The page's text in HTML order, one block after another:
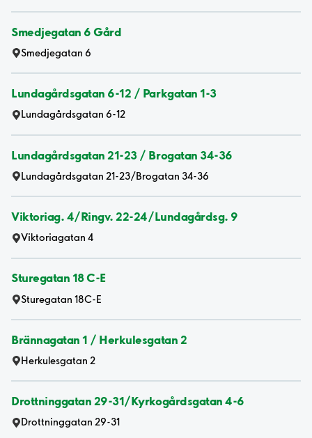
Smedjegatan 6 Gård
Smedjegatan 6
Lundagårdsgatan 6-12 / Parkgatan 1-3
Lundagårdsgatan 6-12
Lundagårdsgatan 21-23 / Brogatan 34-36
Lundagårdsgatan 21-23/Brogatan 34-36
Viktoriag. 4/Ringv. 22-24/Lundagårdsg. 9
Viktoriagatan 4
Sturegatan 18 C-E
Sturegatan 18C-E
Brännagatan 1 / Herkulesgatan 2
Herkulesgatan 2
Drottninggatan 29-31/Kyrkogårdsgatan 4-6
Drottninggatan 29-31